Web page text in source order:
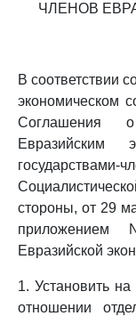
ЧЛЕНОВ
В соответствии
экономическом
Соглашения
Евразийским
стороны, от 29
Евразийской
1. Установить
отношении